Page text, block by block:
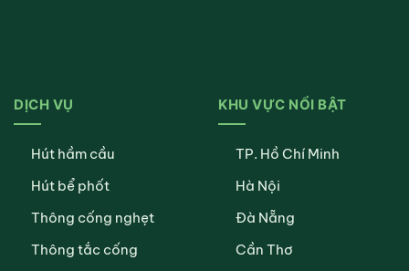
DỊCH VỤ
Hút hầm cầu
Hút bể phốt
Thông cống nghẹt
Thông tắc cống
KHU VỰC NỔI BẬT
TP. Hồ Chí Minh
Hà Nội
Đà Nẵng
Cần Thơ